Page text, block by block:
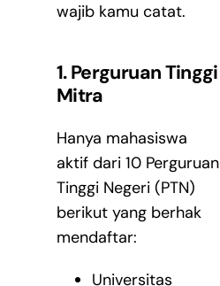
wajib kamu catat.
1. Perguruan Tinggi
Mitra
Hanya mahasiswa
aktif dari 10 Perguruan
Tinggi Negeri (PTN)
berikut yang berhak
mendaftar:
Universitas